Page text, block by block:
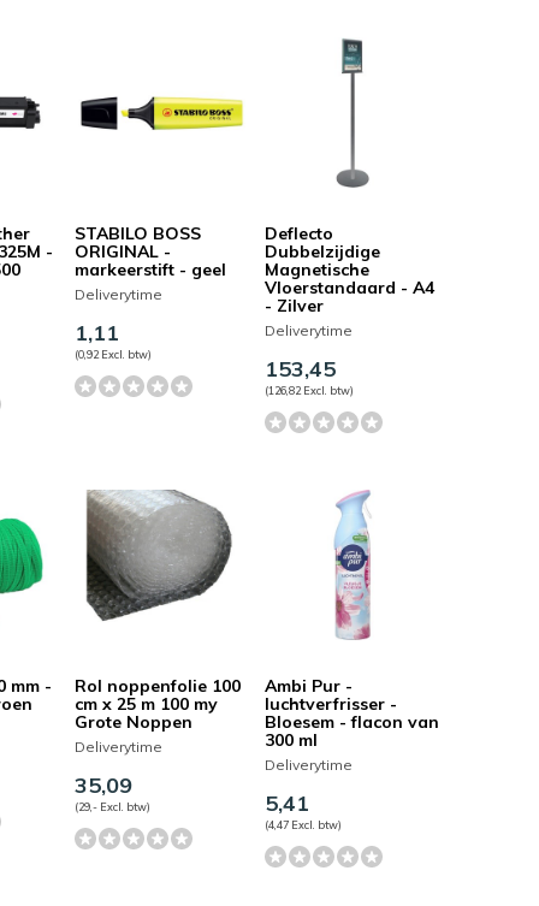
-
STABILO BOSS
ORIGINAL -
markeerstift - geel
Deliverytime
1,11
(0,92 Excl. btw)
Deflecto
Dubbelzijdige
Magnetische
Vloerstandaard - A4
- Zilver
Deliverytime
153,45
(126,82 Excl. btw)
mm -
Rol noppenfolie 100
cm x 25 m 100 my
Grote Noppen
Deliverytime
35,09
(29,- Excl. btw)
Ambi Pur -
luchtverfrisser -
Bloesem - flacon van
300 ml
Deliverytime
5,41
(4,47 Excl. btw)